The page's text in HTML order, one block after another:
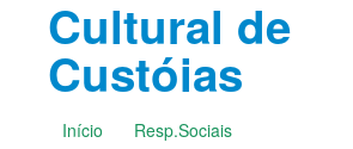
Historial
Publicações
Galerias Fotográficas
Início
Resp.Sociais